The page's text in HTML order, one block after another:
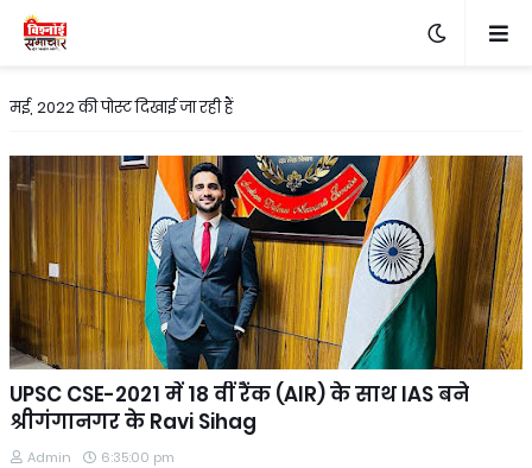
मई, 2022 की पोस्ट दिखाई जा रही हैं
UPSC CSE-2021 में 18 वीं रैंक (AIR) के साथ IAS बने
श्रीगंगानगर के Ravi Sihag
Admin 6:35:00 pm